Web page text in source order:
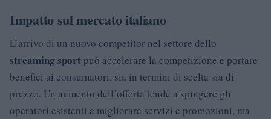
Impatto sul mercato italiano
L’arrivo di un nuovo competitor nel settore dello
streaming sport può accelerare la competizione e portare
benefici ai consumatori, sia in termini di scelta sia di
prezzo. Un aumento dell’offerta tende a spingere gli
operatori esistenti a migliorare servizi e promozioni, ma